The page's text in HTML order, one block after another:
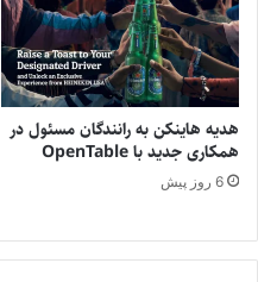
هدیه هاینکن به رانندگان مسئول در
همکاری جدید با OpenTable
6 روز پیش